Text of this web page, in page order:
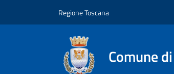
Regione Toscana
Comune